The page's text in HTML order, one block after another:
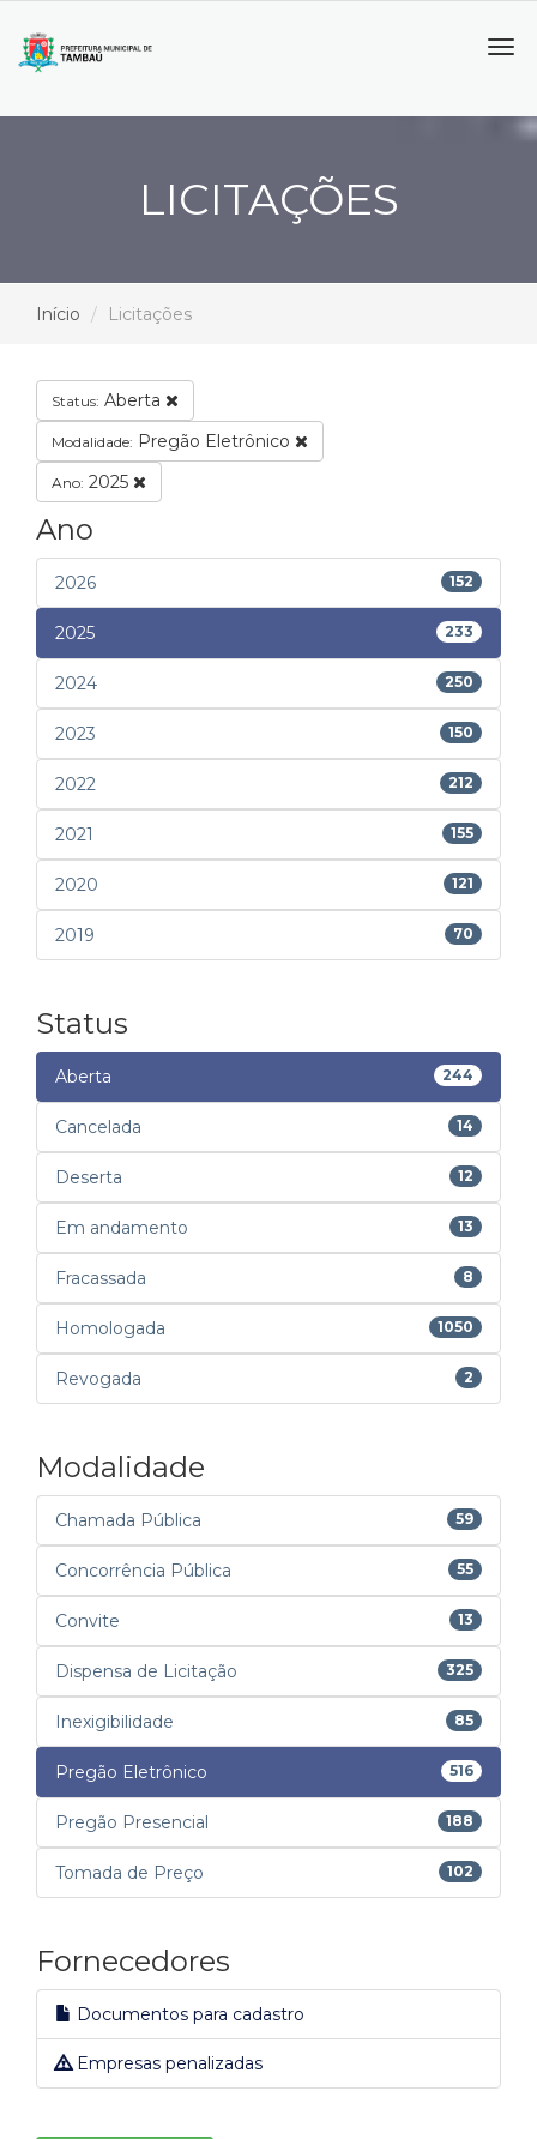
LICITAÇÕES
Início Licitações
Status: Aberta
Modalidade: Pregão Eletrônico
Ano: 2025
Ano
2026 152
2025 233
2024 250
2023 150
2022 212
2021 155
2020 121
2019 70
Status
Aberta 244
Cancelada 14
Deserta 12
Em andamento 13
Fracassada 8
Homologada 1050
Revogada 2
Modalidade
Chamada Pública 59
Concorrência Pública 55
Convite 13
Dispensa de Licitação 325
Inexigibilidade 85
Pregão Eletrônico 516
Pregão Presencial 188
Tomada de Preço 102
Fornecedores
Documentos para cadastro
Empresas penalizadas